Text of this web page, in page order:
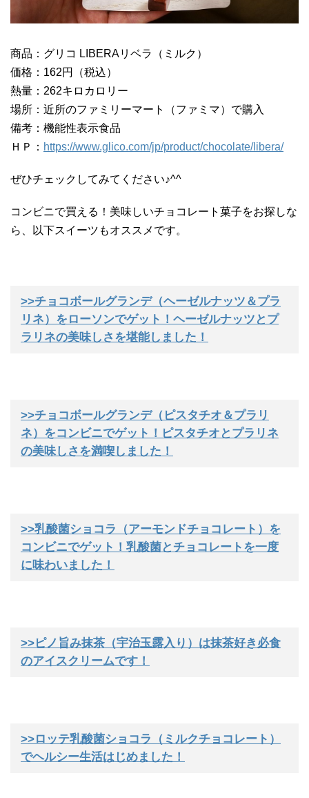
商品：グリコ LIBERAリベラ（ミルク）
価格：162円（税込）
熱量：262キロカロリー
場所：近所のファミリーマート（ファミマ）で購入
備考：機能性表示食品
ＨＰ： https://www.glico.com/jp/product/chocolate/libera/
ぜひチェックしてみてください♪^^
コンビニで買える！美味しいチョコレート菓子をお探しな
ら、以下スイーツもオススメです。
>>チョコボールグランデ（ヘーゼルナッツ＆プラ
リネ）をローソンでゲット！ヘーゼルナッツとプ
ラリネの美味しさを堪能しました！
>>チョコボールグランデ（ピスタチオ＆プラリ
ネ）をコンビニでゲット！ピスタチオとプラリネ
の美味しさを満喫しました！
>>乳酸菌ショコラ（アーモンドチョコレート）を
コンビニでゲット！乳酸菌とチョコレートを一度
に味わいました！
>>ピノ旨み抹茶（宇治玉露入り）は抹茶好き必食
のアイスクリームです！
>>ロッテ乳酸菌ショコラ（ミルクチョコレート）
でヘルシー生活はじめました！